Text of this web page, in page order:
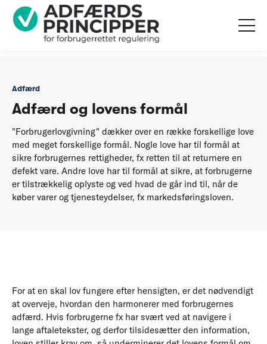
... Adfærd Adfærd og lovens formål
Adfærd
Adfærd og lovens formål
"Forbrugerlovgivning" dækker over en række forskellige love
med meget forskellige formål. Nogle love har til formål at
sikre forbrugernes rettigheder, fx retten til at returnere en
defekt vare. Andre love har til formål at sikre, at forbrugerne
er tilstrækkelig oplyste og ved hvad de går ind til, når de
køber varer og tjenesteydelser, fx markedsføringsloven.
For at en skal lov fungere efter hensigten, er det nødvendigt
at overveje, hvordan den harmonerer med forbrugernes
adfærd. Hvis forbrugerne fx har svært ved at navigere i
lange aftaletekster, og derfor tilsidesætter den information,